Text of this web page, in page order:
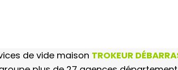
de vide maison TROKEUR